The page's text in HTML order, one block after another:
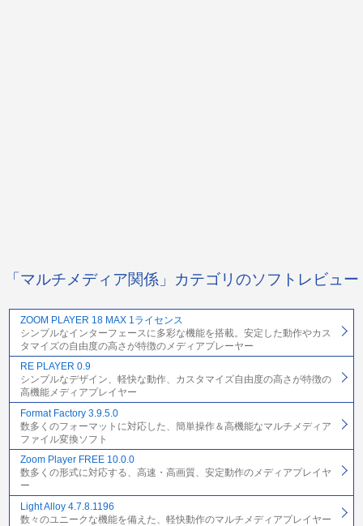
「マルチメディア関係」カテゴリのソフトレビュー
ZOOM PLAYER 18 MAX 1ライセンス
シンプルなインターフェースに多彩な機能を搭載。安定した動作やカス
タマイズの自由度の高さが特徴のメディアプレーヤー
RE PLAYER 0.9
シンプルなデザイン、軽快な動作、カスタマイズ自由度の高さが特徴の
高機能メディアプレイヤー
Format Factory 3.9.5.0
数多くのフォーマットに対応した、簡単操作＆高機能なマルチメディア
ファイル変換ソフト
Zoom Player FREE 10.0.0
数多くの形式に対応する、高速・高画質、安定動作のメディアプレイヤ
ー
Light Alloy 4.7.8.1196
数々のユニークな機能を備えた、軽快動作のマルチメディアプレイヤー